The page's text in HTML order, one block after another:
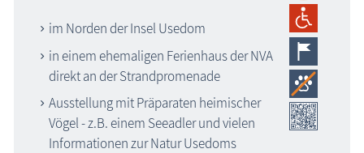
im Norden der Insel Usedom
in einem ehemaligen Ferienhaus der NVA
direkt an der Strandpromenade
Ausstellung mit Präparaten heimischer
Vögel - z.B. einem Seeadler und vielen
Informationen zur Natur Usedoms